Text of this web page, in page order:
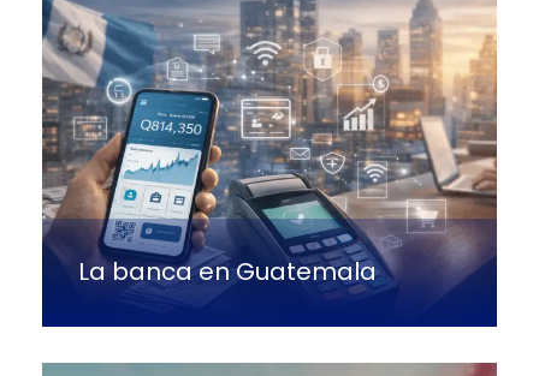
La banca en Guatemala